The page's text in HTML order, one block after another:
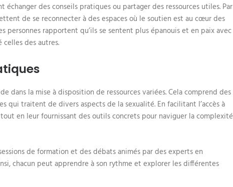
des conseils pratiques ou partager des ressources utiles. Par
de se reconnecter à des espaces où le soutien est au cœur des
personnes rapportent qu’ils se sentent plus épanouis et en paix avec
des autres.
dans la mise à disposition de ressources variées. Cela comprend des
traitent de divers aspects de la sexualité. En facilitant l’accès à
tout en leur fournissant des outils concrets pour naviguer la complexité
de formation et des débats animés par des experts en
chacun peut apprendre à son rythme et explorer les différentes